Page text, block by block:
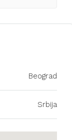
Beograd
Srbija